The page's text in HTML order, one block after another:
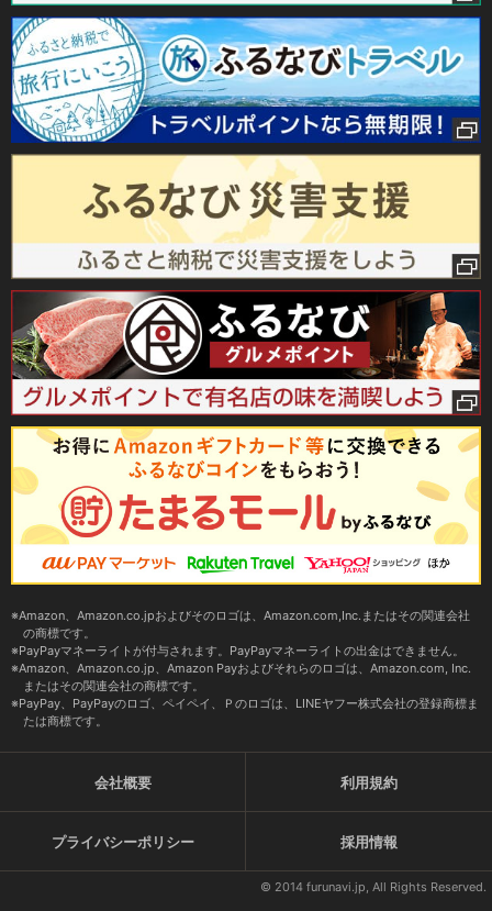
Amazon、Amazon.co.jpおよびそのロゴは、Amazon.com,Inc.またはその関連会社
の商標です。
PayPayマネーライトが付与されます。PayPayマネーライトの出金はできません。
Amazon、Amazon.co.jp、Amazon Payおよびそれらのロゴは、Amazon.com, Inc.
またはその関連会社の商標です。
PayPay、PayPayのロゴ、ペイペイ、Ｐのロゴは、LINEヤフー株式会社の登録商標ま
たは商標です。
会社概要 利用規約
プライバシーポリシー 採用情報
© 2014 furunavi.jp, All Rights Reserved.